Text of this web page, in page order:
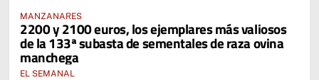
MANZANARES
2200 y 2100 euros, los ejemplares más valiosos
de la 133ª subasta de sementales de raza ovina
manchega
EL SEMANAL